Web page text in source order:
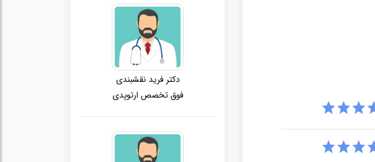
دکتر فرید نقشبندی
فوق تخصص ارتوپدی